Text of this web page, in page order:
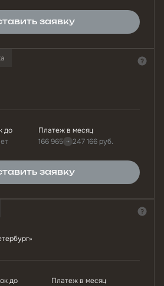
заявку
до
Платеж в месяц
166 965
247 166 руб.
заявку
до
Платеж в месяц